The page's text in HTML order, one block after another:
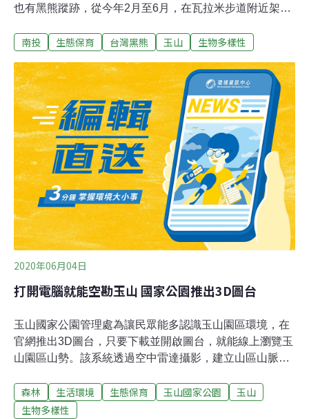
也有黑熊蹤跡，從今年2月至6月，在瓦拉米步道附近架設
表當地是黑熊重要棲地，也因黑熊活動範圍與步道愈來愈
公園管理處表示，近年委託黑熊專家黃美秀，在東部園區
架設自動相機監測黑熊，在今年2、3、4、6月，於瓦拉米
步道佳心、山風地區，都有拍到黑熊身影，5月則有保育
志工在八通關步道對關路段目擊黑熊，可說是「月月有驚
喜」。至於黑熊為何會頻繁出沒，研判最近是黑熊帶著小
熊外出覓食活動的季節，加上東部園區棲地完整、食源豐
富，才有機會看見頻繁活動。
南投 生態保育 台灣黑熊 玉山 生物多樣性
2020年06月04日
打開電腦就能空勘玉山 國家公園推出3D圖台
玉山國家公園管理處為讓民眾能多認識玉山園區環境，在
官網推出3D圖台，只要下載並開啟圖台，就能線上瀏覽玉
山園區山勢。該系統透過空中雷達攝影，建立山區山脈走
口、玉山排雲山莊等。山友透過玉山3D圖台，不只能在登
山前先行了解現場實境，一般民眾也能藉此資源，上網動
森林 生活環境 生態保育 玉山國家公園
玉山
生物多樣性